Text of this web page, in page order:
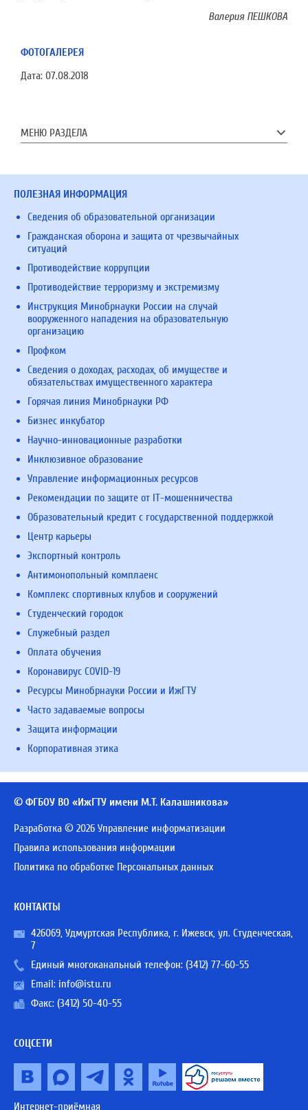
Валерия ПЕШКОВА
ФОТОГАЛЕРЕЯ
Дата: 07.08.2018
МЕНЮ РАЗДЕЛА
ПОЛЕЗНАЯ ИНФОРМАЦИЯ
Сведения об образовательной организации
Гражданская оборона и защита от чрезвычайных
ситуаций
Противодействие коррупции
Противодействие терроризму и экстремизму
Инструкция Минобрнауки России на случай
вооруженного нападения на образовательную
организацию
Профком
Сведения о доходах, расходах, об имуществе и
обязательствах имущественного характера
Горячая линия Минобрнауки РФ
Бизнес инкубатор
Научно-инновационные разработки
Инклюзивное образование
Управление информационных ресурсов
Рекомендации по защите от IT-мошенничества
Образовательный кредит с государственной поддержкой
Центр карьеры
Экспортный контроль
Антимонопольный комплаенс
Комплекс спортивных клубов и сооружений
Студенческий городок
Служебный раздел
Оплата обучения
Коронавирус COVID-19
Ресурсы Минобрнауки России и ИжГТУ
Часто задаваемые вопросы
Защита информации
Корпоративная этика
© ФГБОУ ВО «ИжГТУ имени М.Т. Калашникова»
Разработка © 2026 Управление информатизации
Правила использования информации
Политика по обработке Персональных данных
КОНТАКТЫ
426069, Удмуртская Республика, г. Ижевск, ул. Студенческая,
7
Единый многоканальный телефон: (3412) 77-60-55
Email: info@istu.ru
Факс: (3412) 50-40-55
СОЦСЕТИ
Интернет-приёмная